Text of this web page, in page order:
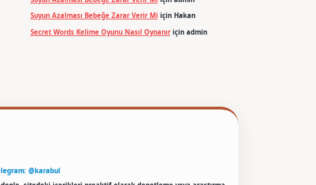
Suyun Azalması Bebeğe Zarar Verir Miiçin Hakan
Secret Words Kelime Oyunu Nasıl Oynanıriçin admin
@karabul